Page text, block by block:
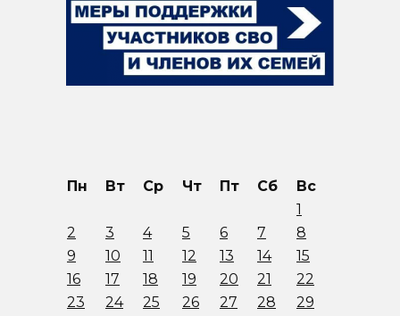
Пн Вт Ср Чт Пт Сб
Вс
1
2
3 4 5 6 7
8
9
10 11 12 13 14
15
16
17 18 19 20 21
22
23
24 25 26 27 28
29